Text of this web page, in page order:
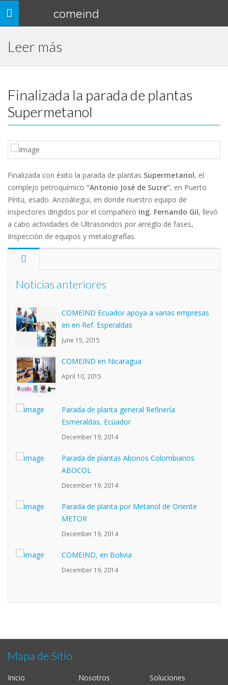
Toggle
navigation
comeind
Leer más
Finalizada la parada de plantas
Supermetanol
Finalizada con éxito la parada de plantas Supermetanol, el
complejo petroquímico “Antonio José de Sucre”, en Puerto
Píritu, esado. Anzoátegui, en donde nuestro equipo de
inspectores dirigidos por el compañero Ing. Fernando Gil, llevó
a cabo actividades de Ultrasonidos por arreglo de fases,
Inspección de equipos y metalografías.
Noticias anteriores
COMEIND Ecuador apoya a varias empresas
en en Ref. Esperaldas
June 15, 2015
COMEIND en Nicaragua
April 10, 2015
Parada de planta general Refinería
Esmeraldas, Ecuador
December 19, 2014
Parada de plantas Abonos Colombianos
ABOCOL
December 19, 2014
Parada de planta por Metanol de Oriente
METOR
December 19, 2014
COMEIND, en Bolivia
December 19, 2014
Mapa de Sitio
Inicio Nosotros Soluciones